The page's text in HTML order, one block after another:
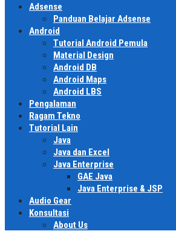
Adsense
Panduan Belajar Adsense
Android
Tutorial Android Pemula
Material Design
Android DB
Android Maps
Android LBS
Pengalaman
Ragam Tekno
Tutorial Lain
Java
Java dan Excel
Java Enterprise
GAE Java
Java Enterprise & JSP
Audio Gear
Konsultasi
About Us